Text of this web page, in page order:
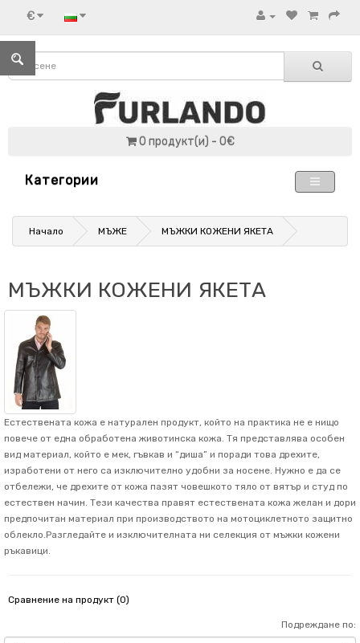
€
0 продукт(и) - 0€
Категории
Начало МЪЖЕ МЪЖКИ КОЖЕНИ ЯКЕТА
МЪЖКИ КОЖЕНИ ЯКЕТА
Естествената кожа е натурален продукт, който на практика не е нищо
повече от една обработена животинска кожа. Тя представлява особен
вид материал, който е мек, гъвкав и “диша” и поради това дрехите,
изработени от него са изключително удобни за носене. Нужно е да се
отбележи, че дрехите от кожа пазят човешкото тяло от вятър и студ по
естествен начин. Тези качества правят естествената кожа желан и дори
предпочитан материал при производството на мотоциклетното защитно
облекло.Разгледайте и изключителната ни селекция от мъжки кожени
ръкавици.
Сравнение на продукт (0)
Подреждане по: